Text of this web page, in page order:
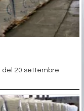
del 20 settembre